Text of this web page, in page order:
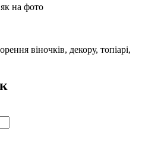
на фото
віночків, декору, топіарі,